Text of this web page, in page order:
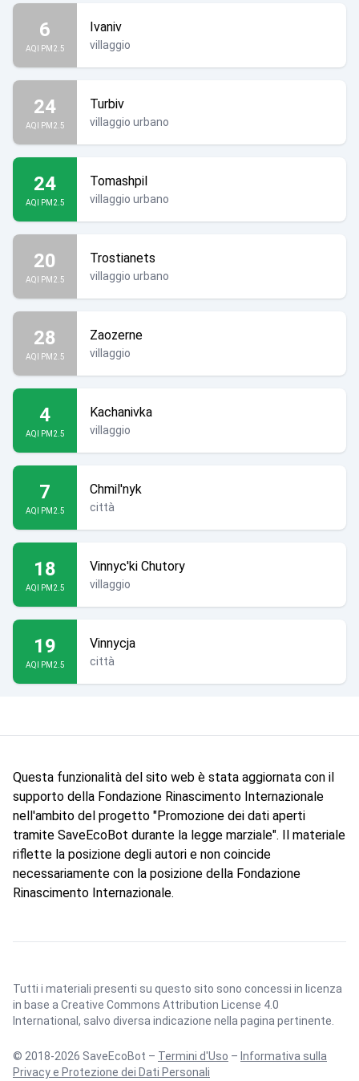
6
AQI PM2.5
Ivaniv
villaggio
24
AQI PM2.5
Turbiv
villaggio urbano
24
AQI PM2.5
Tomashpil
villaggio urbano
20
AQI PM2.5
Trostianets
villaggio urbano
28
AQI PM2.5
Zaozerne
villaggio
4
AQI PM2.5
Kachanivka
villaggio
7
AQI PM2.5
Chmil'nyk
città
18
AQI PM2.5
Vinnyc'ki Chutory
villaggio
19
AQI PM2.5
Vinnycja
città
Questa funzionalità del sito web è stata aggiornata con il
supporto della Fondazione Rinascimento Internazionale
nell'ambito del progetto "Promozione dei dati aperti
tramite SaveEcoBot durante la legge marziale". Il materiale
riflette la posizione degli autori e non coincide
necessariamente con la posizione della Fondazione
Rinascimento Internazionale.
Tutti i materiali presenti su questo sito sono concessi in licenza
in base a Creative Commons Attribution License 4.0
International , salvo diversa indicazione nella pagina pertinente.
© 2018-2026 SaveEcoBot – Termini d'Uso – Informativa sulla
Privacy e Protezione dei Dati Personali